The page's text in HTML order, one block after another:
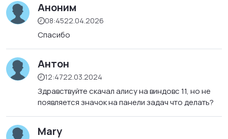
Аноним
08:4522.04.2026
Спасибо
Антон
12:4722.03.2024
Здравствуйте скачал алису на виндовс 11, но не
появляется значок на панели задач что делать?
Mary